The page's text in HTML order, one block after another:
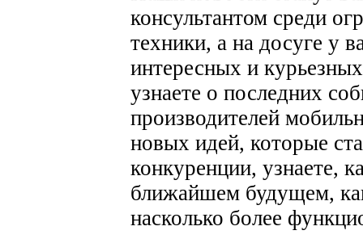
консультантом среди
техники, а на досуге у
интересных и
узнаете о последних
производителей
новых идей, которые
конкуренции, узнаете,
ближайшем будущем,
насколько более